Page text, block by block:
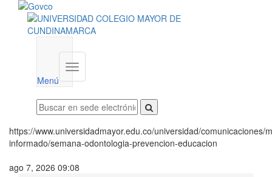
Menú
Menú
institucional
https://www.universidadmayor.edu.co/universidad/comunicaciones/
informado/semana-odontologia-prevencion-educacion
ago 7, 2026 09:08